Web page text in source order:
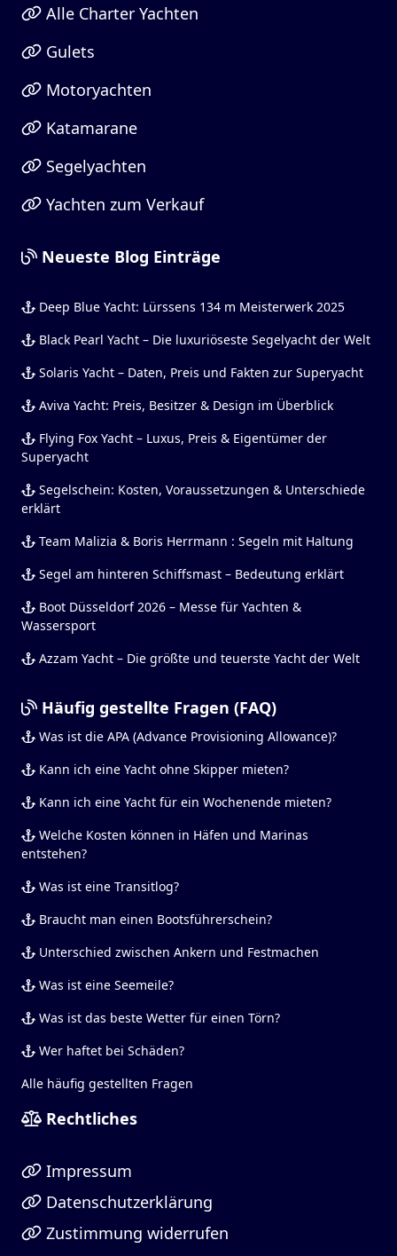
Alle Charter Yachten
Gulets
Motoryachten
Katamarane
Segelyachten
Yachten zum Verkauf
Neueste Blog Einträge
Deep Blue Yacht: Lürssens 134 m Meisterwerk 2025
Black Pearl Yacht – Die luxuriöseste Segelyacht der Welt
Solaris Yacht – Daten, Preis und Fakten zur Superyacht
Aviva Yacht: Preis, Besitzer & Design im Überblick
Flying Fox Yacht – Luxus, Preis & Eigentümer der
Superyacht
Segelschein: Kosten, Voraussetzungen & Unterschiede
erklärt
Team Malizia & Boris Herrmann : Segeln mit Haltung
Segel am hinteren Schiffsmast – Bedeutung erklärt
Boot Düsseldorf 2026 – Messe für Yachten &
Wassersport
Azzam Yacht – Die größte und teuerste Yacht der Welt
Häufig gestellte Fragen (FAQ)
Was ist die APA (Advance Provisioning Allowance)?
Kann ich eine Yacht ohne Skipper mieten?
Kann ich eine Yacht für ein Wochenende mieten?
Welche Kosten können in Häfen und Marinas
entstehen?
Was ist eine Transitlog?
Braucht man einen Bootsführerschein?
Unterschied zwischen Ankern und Festmachen
Was ist eine Seemeile?
Was ist das beste Wetter für einen Törn?
Wer haftet bei Schäden?
Alle häufig gestellten Fragen
Rechtliches
Impressum
Datenschutzerklärung
Zustimmung widerrufen